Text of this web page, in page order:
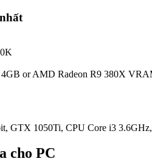
or AMD Radeon R9 380X
GTX 1050Ti, CPU Core i3
cho PC